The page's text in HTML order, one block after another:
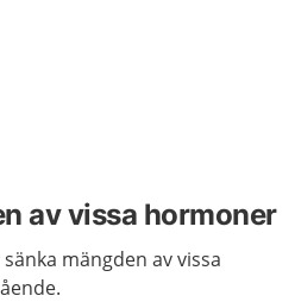
av vissa hormoner
mängden av vissa